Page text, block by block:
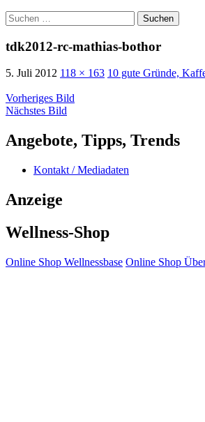
Suchen
nach:
tdk2012-rc-mathias-bothor
5. Juli 2012 118 × 163 10 gute Gründe,
Vorheriges Bild
Nächstes Bild
Angebote, Tipps, Trends
Kontakt / Mediadaten
Anzeige
Wellness-Shop
Online Shop Wellnessbase Online Shop